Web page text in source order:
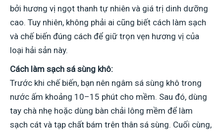
bởi hương vị ngọt thanh tự nhiên và giá trị dinh dưỡng
cao. Tuy nhiên, không phải ai cũng biết cách làm sạch
và chế biến đúng cách để giữ trọn vẹn hương vị của
loại hải sản này.
Cách làm sạch sá sùng khô:
Trước khi chế biến, bạn nên ngâm sá sùng khô trong
nước ấm khoảng 10–15 phút cho mềm. Sau đó, dùng
tay chà nhẹ hoặc dùng bàn chải lông mềm để làm
sạch cát và tạp chất bám trên thân sá sùng. Cuối cùng,